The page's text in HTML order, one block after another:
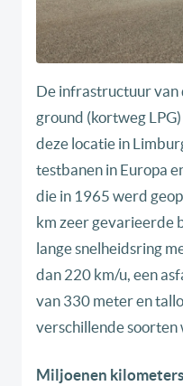
De infrastructuur van
ground (kortweg
deze locatie in
testbanen in Europa
die in 1965 werd
km zeer gevarieerde
lange snelheidsring
dan 220 km/u, een
van 330 meter en
verschillende soorten
Miljoenen kilometers